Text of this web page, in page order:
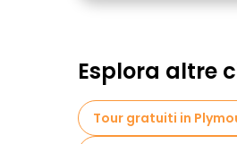
Esplora altre
Tour gratuiti in